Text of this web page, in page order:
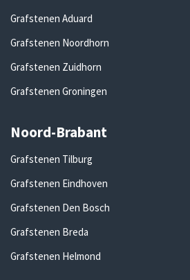
Grafstenen Aduard
Grafstenen Noordhorn
Grafstenen Zuidhorn
Grafstenen Groningen
Noord-Brabant
Grafstenen Tilburg
Grafstenen Eindhoven
Grafstenen Den Bosch
Grafstenen Breda
Grafstenen Helmond